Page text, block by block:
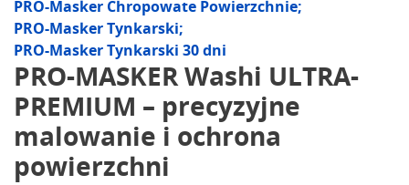
PRO-Masker Chropowate Powierzchnie;
PRO-Masker Tynkarski;
PRO-Masker Tynkarski 30 dni
PRO-MASKER Washi ULTRA-
PREMIUM – precyzyjne
malowanie i ochrona
powierzchni